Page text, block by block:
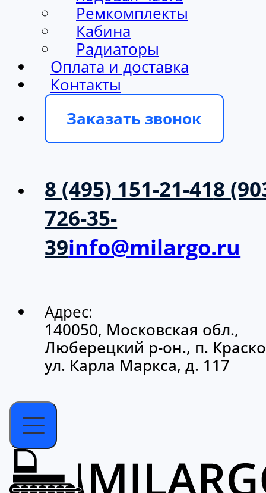
Ремкомплекты
Кабина
Радиаторы
Оплата и доставка
Контакты
Заказать звонок
8 (495) 151-21-418
726-35-
39info@milargo.ru
Адрес:
140050, Московская обл.,
Люберецкий р-он., п.
ул. Карла Маркса, д. 117